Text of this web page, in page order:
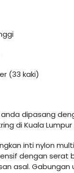
(33 kaki)
dipasang
di Kuala Lumpur
inti nylon
dengan serat
asal. Gabungan